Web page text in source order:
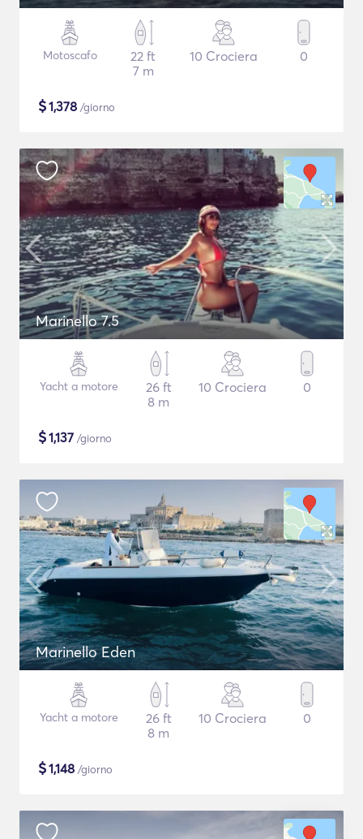
Motoscafo
22 ft
7 m
10 Crociera 0
$1,378 /giorno
Marinello 7.5
Yacht a motore
26 ft
8 m
10 Crociera 0
$1,137 /giorno
Marinello Eden
Yacht a motore
26 ft
8 m
10 Crociera 0
$1,148 /giorno